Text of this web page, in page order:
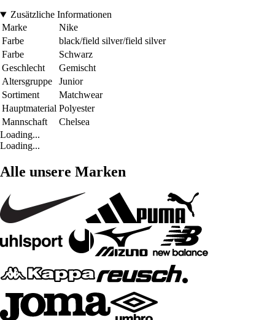
Zusätzliche Informationen
Marke
Nike
Farbe
black/field silver/field silver
Farbe
Schwarz
Geschlecht
Gemischt
Altersgruppe
Junior
Sortiment
Matchwear
Hauptmaterial Polyester
Mannschaft
Chelsea
Loading...
Loading...
Alle unsere Marken